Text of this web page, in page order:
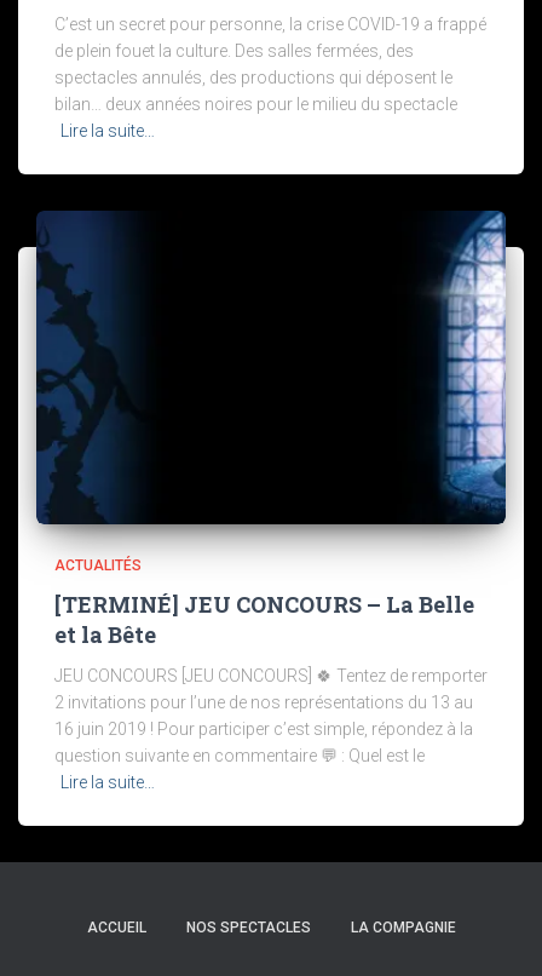
C’est un secret pour personne, la crise COVID-19 a frappé
de plein fouet la culture. Des salles fermées, des
spectacles annulés, des productions qui déposent le
bilan… deux années noires pour le milieu du spectacle
Lire la suite…
ACTUALITÉS
[TERMINÉ] JEU CONCOURS – La Belle
et la Bête
JEU CONCOURS [JEU CONCOURS] 🍀 Tentez de remporter
2 invitations pour l’une de nos représentations du 13 au
16 juin 2019 ! Pour participer c’est simple, répondez à la
question suivante en commentaire 💬 : Quel est le
Lire la suite…
ACCUEIL NOS SPECTACLES LA COMPAGNIE